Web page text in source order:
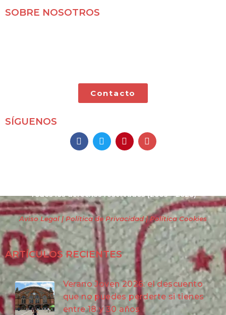
SOBRE NOSOTROS
Contacto
SÍGUENOS
Todos los derechos reservados(2009 – 2026)
Aviso Legal | Política de Privacidad | Política Cookies
ARTÍCULOS RECIENTES
Verano Joven 2026: el descuento
que no puedes perderte si tienes
entre 18 y 30 años